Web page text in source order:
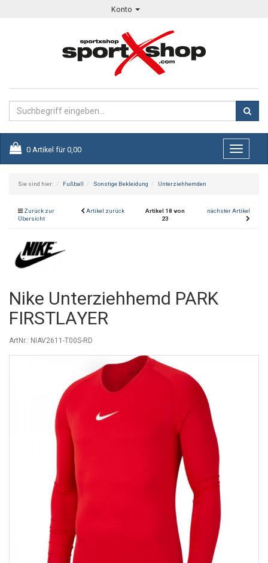
Konto
0 Artikel für 0,00
Toggle
Sie sind hier: Fußball Sonstige Bekleidung Unterziehhemden
Zurück zur
Übersicht
Artikel zurück
Artikel 18 von
23
nächster Artikel
Nike Unterziehhemd PARK
FIRSTLAYER
ArtNr.: NIAV2611-T00S-RD